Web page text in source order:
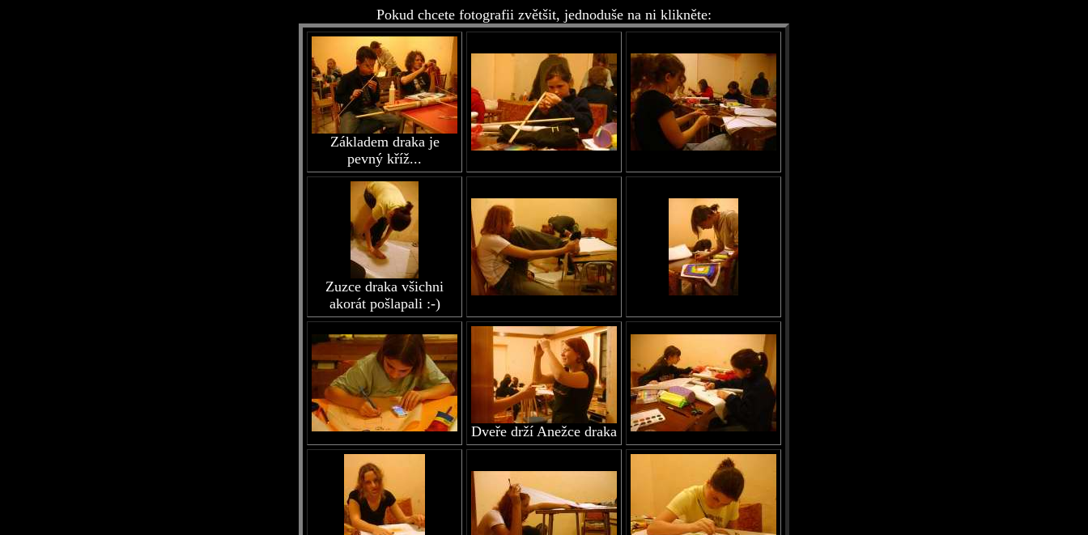
Pokud chcete fotografii zvětšit, jednoduše na ni klikněte:
Základem draka je
pevný kříž...
Zuzce draka všichni
akorát pošlapali :-)
Dveře drží Anežce draka